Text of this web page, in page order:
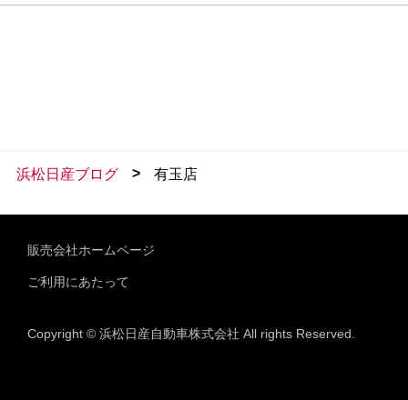
浜松日産ブログ > 有玉店
販売会社ホームページ
ご利用にあたって
Copyright © 浜松日産自動車株式会社 All rights Reserved.